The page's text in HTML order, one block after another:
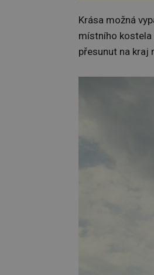
Krása možná
místního kostela
přesunut na kraj